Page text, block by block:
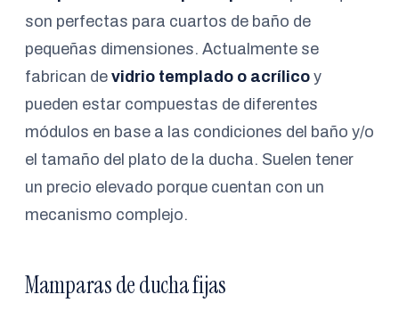
son perfectas para cuartos de baño de
pequeñas dimensiones. Actualmente se
fabrican de vidrio templado o acrílico y
pueden estar compuestas de diferentes
módulos en base a las condiciones del baño y/o
el tamaño del plato de la ducha. Suelen tener
un precio elevado porque cuentan con un
mecanismo complejo.
Mamparas de ducha fijas